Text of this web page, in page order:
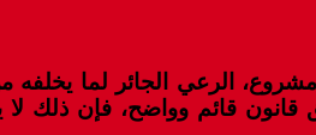
الرعي الجائر لما يخلفه
قائم وواضح، فإن ذلك لا